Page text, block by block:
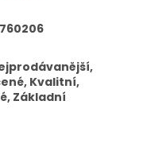
Kvalitní,
Základní